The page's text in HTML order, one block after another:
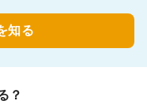
知る
？